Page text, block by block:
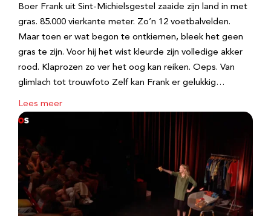
Boer Frank uit Sint-Michielsgestel zaaide zijn land in met
gras. 85.000 vierkante meter. Zo’n 12 voetbalvelden.
Maar toen er wat begon te ontkiemen, bleek het geen
gras te zijn. Voor hij het wist kleurde zijn volledige akker
rood. Klaprozen zo ver het oog kan reiken. Oeps. Van
glimlach tot trouwfoto Zelf kan Frank er gelukkig…
Lees meer